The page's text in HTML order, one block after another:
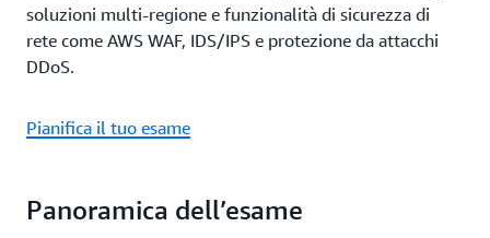
soluzioni multi-regione e funzionalità di sicurezza di
rete come AWS WAF, IDS/IPS e protezione da attacchi
DDoS.
Pianifica il tuo esame
Panoramica dell’esame